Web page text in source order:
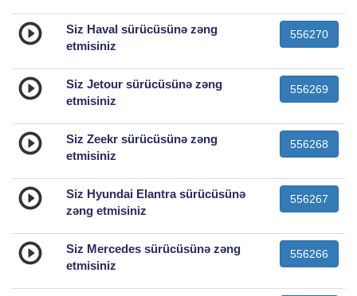
Siz Haval sürücüsünə zəng
etmisiniz
556270
Siz Jetour sürücüsünə zəng
etmisiniz
556269
Siz Zeekr sürücüsünə zəng
etmisiniz
556268
Siz Hyundai Elantra sürücüsünə
zəng etmisiniz
556267
Siz Mercedes sürücüsünə zəng
etmisiniz
556266